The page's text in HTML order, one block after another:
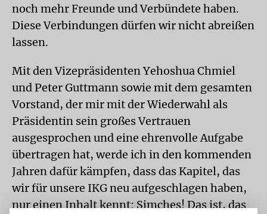
noch mehr Freunde und Verbündete haben.
Diese Verbindungen dürfen wir nicht abreißen
lassen.
Mit den Vizepräsidenten Yehoshua Chmiel
und Peter Guttmann sowie mit dem gesamten
Vorstand, der mir mit der Wiederwahl als
Präsidentin sein großes Vertrauen
ausgesprochen und eine ehrenvolle Aufgabe
übertragen hat, werde ich in den kommenden
Jahren dafür kämpfen, dass das Kapitel, das
wir für unsere IKG neu aufgeschlagen haben,
nur einen Inhalt kennt: Simches! Das ist, das